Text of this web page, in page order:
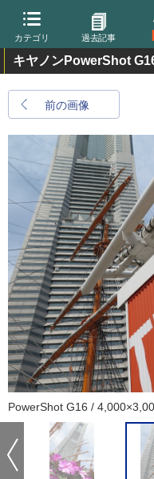
カテゴリ 過去記事
キヤノンPowerShot
前の画像
PowerShot G16 /